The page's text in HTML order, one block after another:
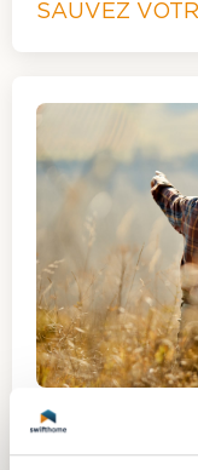
SAUVEZ
12.02.2024